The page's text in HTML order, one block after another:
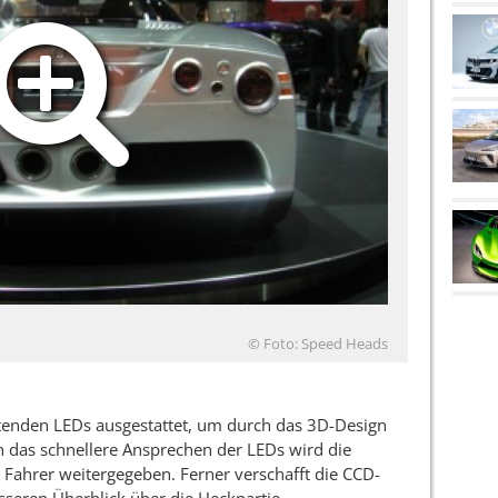
© Foto: Speed Heads
LEDs ausgestattet, um durch das 3D-Design
schnellere Ansprechen der LEDs wird die
weitergegeben. Ferner verschafft die CCD-